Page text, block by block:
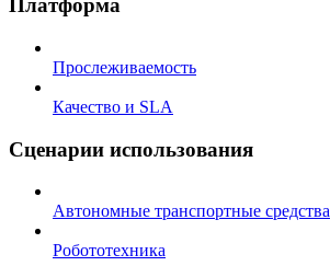
Платформа
Прослеживаемость
Качество и SLA
Сценарии использования
Автономные транспортные средства
Робототехника